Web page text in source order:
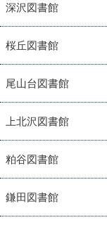
深沢図書館
桜丘図書館
尾山台図書館
上北沢図書館
粕谷図書館
鎌田図書館